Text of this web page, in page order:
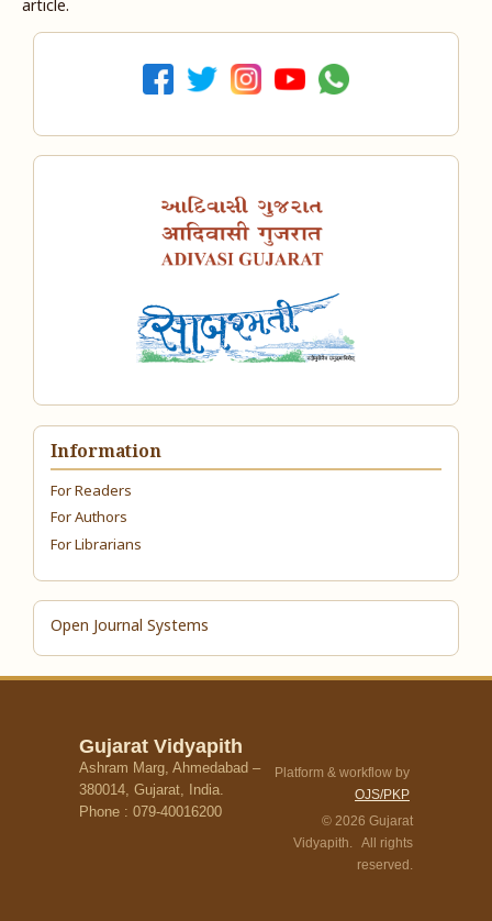
article.
Information
For Readers
For Authors
For Librarians
Open Journal Systems
Gujarat Vidyapith
Ashram Marg, Ahmedabad –
380014, Gujarat, India.
Phone : 079-40016200
Platform & workflow by
OJS/PKP
© 2026 Gujarat
Vidyapith. All rights
reserved.